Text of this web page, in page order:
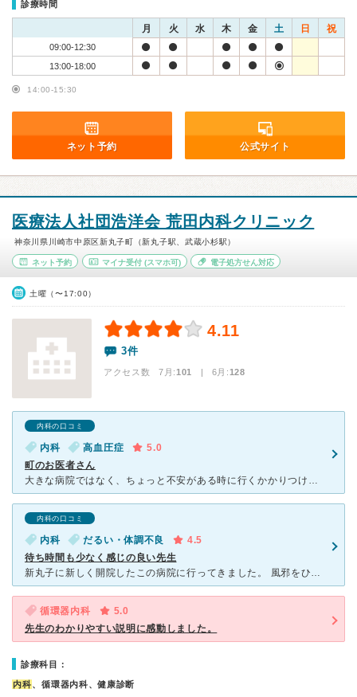
診療時間
月 火 水 木 金 土 日 祝
09:00-12:30
13:00-18:00
14:00-15:30
ネット予約 公式サイト
医療法人社団浩洋会 荒田内科クリニック
神奈川県川崎市中原区新丸子町（新丸子駅、武蔵小杉駅）
ネット予約 マイナ受付(スマホ可) 電子処方せん対応
土曜（〜17:00）
4.11
3件
アクセス数 7月:101 | 6月:128
内科の口コミ
内科 高血圧症
5.0
町のお医者さん
大きな病院ではなく、ちょっと不安がある時に行くかかりつけの町のお医者さんは、すごく大切。 開業当初から高血圧症のため、通院しています。 先生は優しく感じも良いですし、とにかく相談しやすい！何で
内科の口コミ
内科 だるい・体調不良
4.5
待ち時間も少なく感じの良い先生
新丸子に新しく開院したこの病院に行ってきました。 風邪をひいてしまい、病院を探していたところこの病院にたどり着き、早速中へ。 出来たばかりなので比較的内装は綺麗で受付の方の対応もgoodでした
循環器内科
5.0
先生のわかりやすい説明に感動しました。
診療科目：
内科、循環器内科、健康診断